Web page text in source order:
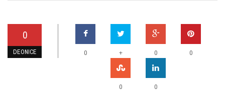
0
DEONICE 0 + 0 0
0 0